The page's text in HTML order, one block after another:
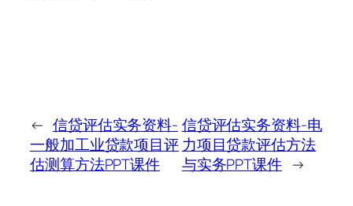
← 信贷评估实务资料-
一般加工业贷款项目评
估测算方法PPT课件
信贷评估实务资料-电
力项目贷款评估方法
与实务PPT课件 →